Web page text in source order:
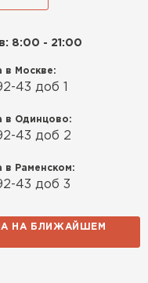
8:00 - 21:00
в Москве:
43 доб 1
в Одинцово:
43 доб 2
в Раменском:
43 доб 3
НА БЛИЖАЙШЕМ